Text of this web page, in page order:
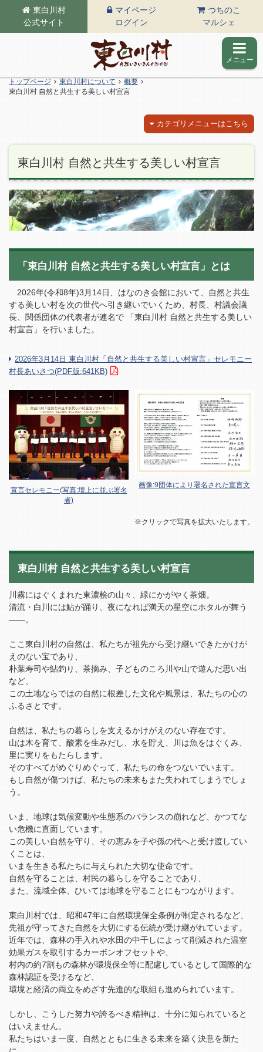
東白川村
公式サイト
マイページ
ログイン
つちのこ
マルシェ
東白川村の公式サイト
メニュー
トップページ 東白川村について
概要
東白川村 自然と共生する美しい村宣言
カテゴリメニューはこちら
東白川村 自然と共生する美しい村宣言
「東白川村 自然と共生する美しい村宣言」とは
2026年(令和8年)3月14日、はなのき会館において、自然と共生
する美しい村を次の世代へ引き継いでいくため、村長、村議会議
長、関係団体の代表者が連名で 「東白川村 自然と共生する美しい
村宣言」を行いました。
2026年3月14日 東白川村「自然と共生する美しい村宣言」セレモニー
村長あいさつ(PDF版:641KB)
宣言セレモニー(写真:壇上に並ぶ署名
者)
画像:9団体により署名された宣言文
※クリックで写真を拡大いたします。
東白川村 自然と共生する美しい村宣言
川霧にはぐくまれた東濃桧の山々、緑にかがやく茶畑。
清流・白川には鮎が踊り、夜になれば満天の星空にホタルが舞う
——。
ここ東白川村の自然は、私たちが祖先から受け継いできたかけが
えのない宝であり、
朴葉寿司や鮎釣り、茶摘み、子どものころ川や山で遊んだ思い出
など、
この土地ならではの自然に根差した文化や風景は、私たちの心の
ふるさとです。
自然は、私たちの暮らしを支えるかけがえのない存在です。
山は木を育て、酸素を生みだし、水を貯え、川は魚をはぐくみ、
里に実りをもたらします。
そのすべてがめぐりめぐって、私たちの命をつないでいます。
もし自然が傷つけば、私たちの未来もまた失われてしまうでしょ
う。
いま、地球は気候変動や生態系のバランスの崩れなど、かつてな
い危機に直面しています。
この美しい自然を守り、その恵みを子や孫の代へと受け渡してい
くことは、
いまを生きる私たちに与えられた大切な使命です。
自然を守ることは、村民の暮らしを守ることであり、
また、流域全体、ひいては地球を守ることにもつながります。
東白川村では、昭和47年に自然環境保全条例が制定されるなど、
先祖が守ってきた自然を大切にする伝統が受け継がれています。
近年では、森林の手入れや水田の中干しによって削減された温室
効果ガスを取引するカーボンオフセットや、
村内の約7割もの森林が環境保全等に配慮しているとして国際的な
森林認証を受けるなど、
環境と経済の両立をめざす先進的な取組も進められています。
しかし、こうした努力や誇るべき精神は、十分に知られていると
はいえません。
私たちはいま一度、自然とともに生きる未来を築く決意を新た